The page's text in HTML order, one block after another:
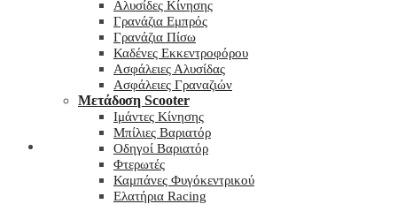
My wishlist
Αλυσίδες Κίνησης
Γρανάζια Εμπρός
Γρανάζια Πίσω
Καδένες Εκκεντροφόρου
Ασφάλειες Αλυσίδας
Ασφάλειες Γραναζιών
Μετάδοση Scooter
Ιμάντες Κίνησης
Μπίλιες Βαριατόρ
Οδηγοί Βαριατόρ
Φτερωτές
Καμπάνες Φυγόκεντρικού
Ελατήρια Racing